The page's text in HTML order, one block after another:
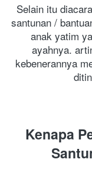
Selain itu
santunan /
anak yatim
ayahnya.
kebenerannya
Kenapa